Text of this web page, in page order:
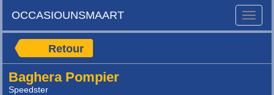
Toggle
OCCASIOUNSMAART
Retour
Baghera Pompier
Speedster